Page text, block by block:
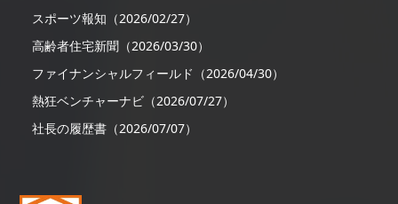
スポーツ報知（2026/02/27）
高齢者住宅新聞（2026/03/30）
ファイナンシャルフィールド（2026/04/30）
熱狂ベンチャーナビ（2026/07/27）
社長の履歴書（2026/07/07）